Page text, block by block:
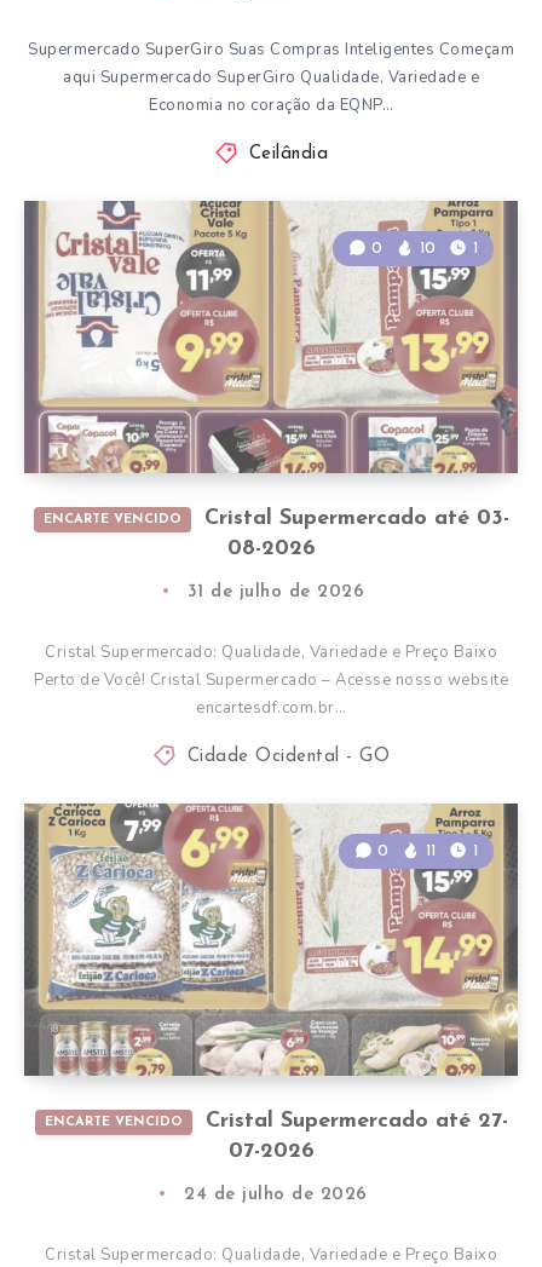
Supermercado SuperGiro Suas Compras Inteligentes Começam
aqui Supermercado SuperGiro Qualidade, Variedade e
Economia no coração da EQNP…
Ceilândia
ENCARTE VENCIDO
Cristal Supermercado até 03-
08-2026
0 10 1
31 de julho de 2026
Cristal Supermercado: Qualidade, Variedade e Preço Baixo
Perto de Você! Cristal Supermercado – Acesse nosso website
encartesdf.com.br…
Cidade Ocidental - GO
ENCARTE VENCIDO
Cristal Supermercado até 27-
07-2026
0 11 1
24 de julho de 2026
Cristal Supermercado: Qualidade, Variedade e Preço Baixo